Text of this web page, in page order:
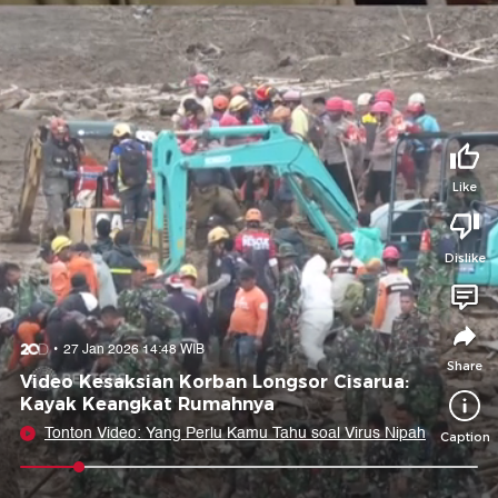
Like
Dislike
Share
Caption
27 Jan 2026 14:48 WIB
Video Kesaksian Korban Longsor Cisarua:
Kayak Keangkat Rumahnya
Tonton Video: Yang Perlu Kamu Tahu soal Virus Nipah
0:09
Share to
Facebook X Whatsapp Telegram
Copy Link Copy Embed
Copy Embed &
Caption
Suka video ini?
Login untuk menyampaikan pendapat.
Masuk
Tidak suka video ini?
Login untuk menyampaikan pendapat.
Masuk